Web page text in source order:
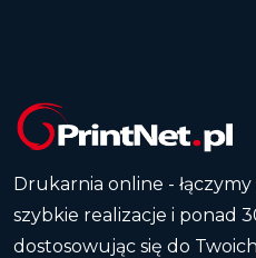
Drukarnia online - łączymy
szybkie realizacje i ponad
dostosowując się do